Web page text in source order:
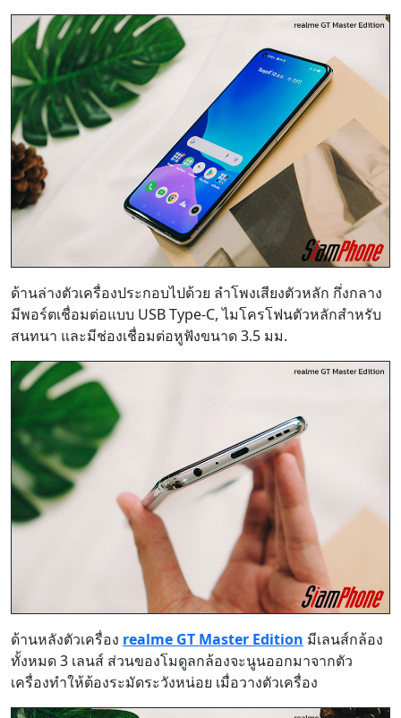
ด้านล่างตัวเครื่องประกอบไปด้วย ลำโพงเสียงตัวหลัก กึ่งกลาง
มีพอร์ตเชื่อมต่อแบบ USB Type-C, ไมโครโฟนตัวหลักสำหรับ
สนทนา และมีช่องเชื่อมต่อหูฟังขนาด 3.5 มม.
ด้านหลังตัวเครื่อง realme GT Master Edition มีเลนส์กล้อง
ทั้งหมด 3 เลนส์ ส่วนของโมดูลกล้องจะนูนออกมาจากตัว
เครื่องทำให้ต้องระมัดระวังหน่อย เมื่อวางตัวเครื่อง